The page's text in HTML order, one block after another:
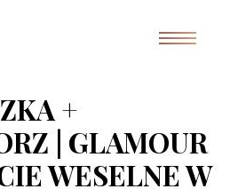
+
| GLAMOUR
WESELNE W